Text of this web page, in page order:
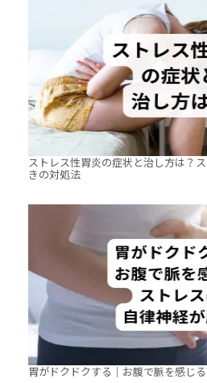
ストレス性胃炎の症状と治し方は？
きの対処法
胃がドクドクする｜お腹で脈を感じ